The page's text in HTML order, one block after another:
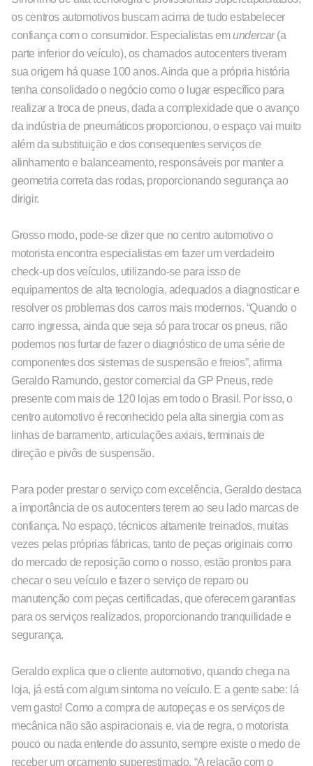
os centros automotivos buscam acima de tudo estabelecer
confiança com o consumidor. Especialistas emundercar(a
parte inferior do veículo), os chamados autocenters tiveram
sua origem há quase 100 anos. Ainda que a própria história
tenha consolidado o negócio como o lugar específico para
realizar a troca de pneus, dada a complexidade que o avanço
da indústria de pneumáticos proporcionou, o espaço vai muito
além da substituição e dos consequentes serviços de
alinhamento e balanceamento, responsáveis por manter a
geometria correta das rodas, proporcionando segurança ao
dirigir.
Grosso modo, pode-se dizer que no centro automotivo o
motorista encontra especialistas em fazer um verdadeiro
check-up dos veículos, utilizando-se para isso de
equipamentos de alta tecnologia, adequados a diagnosticar e
resolver os problemas dos carros mais modernos. “Quando o
carro ingressa, ainda que seja só para trocar os pneus, não
podemos nos furtar de fazer o diagnóstico de uma série de
componentes dos sistemas de suspensão e freios”, afirma
Geraldo Ramundo, gestor comercial da GP Pneus, rede
presente com mais de 120 lojas em todo o Brasil. Por isso, o
centro automotivo é reconhecido pela alta sinergia com as
linhas de barramento, articulações axiais, terminais de
direção e pivôs de suspensão.
Para poder prestar o serviço com excelência, Geraldo destaca
a importância de os autocenters terem ao seu lado marcas de
confiança. No espaço, técnicos altamente treinados, muitas
vezes pelas próprias fábricas, tanto de peças originais como
do mercado de reposição como o nosso, estão prontos para
checar o seu veículo e fazer o serviço de reparo ou
manutenção com peças certificadas, que oferecem garantias
para os serviços realizados, proporcionando tranquilidade e
segurança.
Geraldo explica que o cliente automotivo, quando chega na
loja, já está com algum sintoma no veículo. E a gente sabe: lá
vem gasto! Como a compra de autopeças e os serviços de
mecânica não são aspiracionais e, via de regra, o motorista
pouco ou nada entende do assunto, sempre existe o medo de
receber um orçamento superestimado. “A relação com o